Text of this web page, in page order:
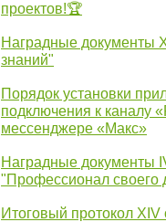
проектов!🏆
Наградные документы
знаний"
Порядок установки
подключения к каналу
мессенджере «Макс»
Наградные документы
"Профессионал своего
Итоговый протокол